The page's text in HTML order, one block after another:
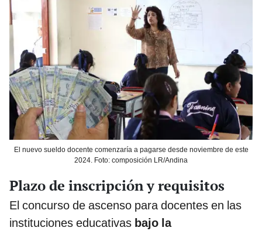
El nuevo sueldo docente comenzaría a pagarse desde noviembre de este
2024. Foto: composición LR/Andina
Plazo de inscripción y requisitos
El concurso de ascenso para docentes en las
instituciones educativas bajo la